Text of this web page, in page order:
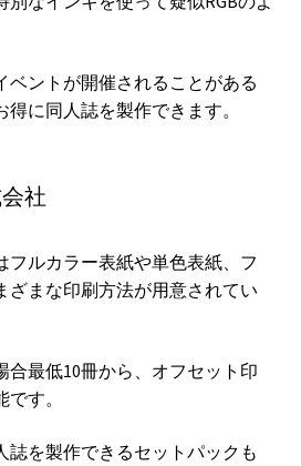
ベントが開催されることがある
に同人誌を製作できます。
社
フルカラー表紙や単色表紙、フ
ざまな印刷方法が用意されてい
合最低10冊から、オフセット印
す。
誌を製作できるセットパックも